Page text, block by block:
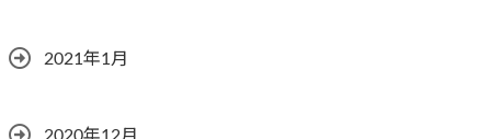
2021年1月